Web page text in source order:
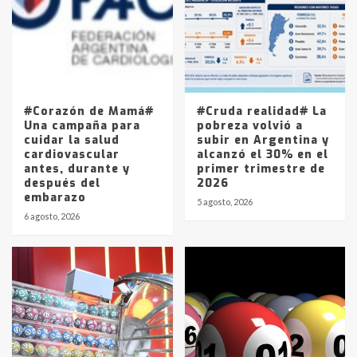
4
Los precios de los combustibles en
La Pampa, desde YPF hasta Axion
entre 857 a 1338 pesos
#Corazón de Mamá#
Una campaña para
cuidar la salud
cardiovascular
antes, durante y
después del
embarazo
6 agosto, 2026
#Cruda realidad# La
pobreza volvió a
subir en Argentina y
alcanzó el 30% en el
primer trimestre de
2026
5 agosto, 2026